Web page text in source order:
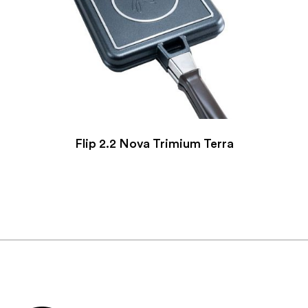
Flip 2.2 Nova Trimium Terra